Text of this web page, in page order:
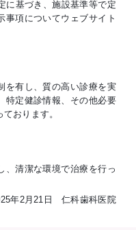
に基づき、施設基準等で定
事項についてウェブサイト
を有し、質の高い診療を実
特定健診情報、その他必要
おります。
、清潔な環境で治療を行っ
年2月21日 仁科歯科医院